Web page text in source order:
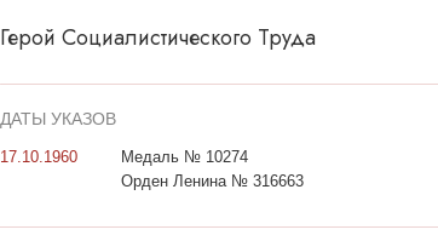
Герой Социалистического Труда
ДАТЫ УКАЗОВ
17.10.1960
Медаль № 10274
Орден Ленина № 316663